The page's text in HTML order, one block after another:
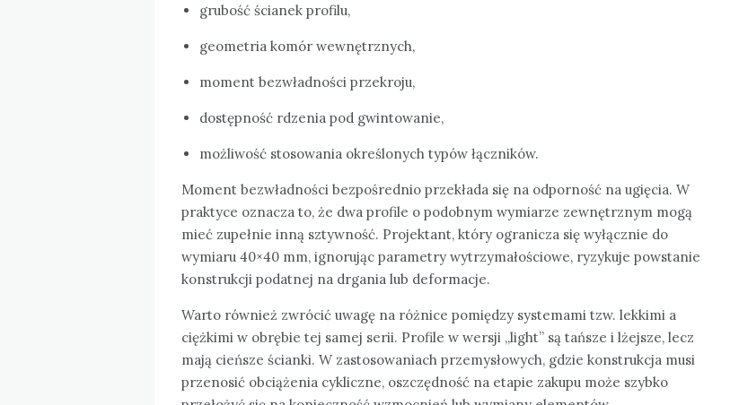
grubość ścianek profilu,
geometria komór wewnętrznych,
moment bezwładności przekroju,
dostępność rdzenia pod gwintowanie,
możliwość stosowania określonych typów łączników.
Moment bezwładności bezpośrednio przekłada się na odporność na ugięcia. W
praktyce oznacza to, że dwa profile o podobnym wymiarze zewnętrznym mogą
mieć zupełnie inną sztywność. Projektant, który ogranicza się wyłącznie do
wymiaru 40×40 mm, ignorując parametry wytrzymałościowe, ryzykuje powstanie
konstrukcji podatnej na drgania lub deformacje.
Warto również zwrócić uwagę na różnice pomiędzy systemami tzw. lekkimi a
ciężkimi w obrębie tej samej serii. Profile w wersji „light” są tańsze i lżejsze, lecz
mają cieńsze ścianki. W zastosowaniach przemysłowych, gdzie konstrukcja musi
przenosić obciążenia cykliczne, oszczędność na etapie zakupu może szybko